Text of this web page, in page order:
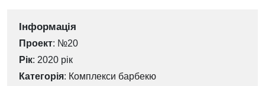
Інформація
Проект: №20
Рік: 2020 рік
Категорія: Комплекси барбекю